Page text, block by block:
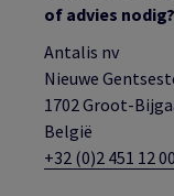
of advies nodig?
Antalis nv
Nieuwe
1702 Groot-
België
+32 (0)2 451 12 00